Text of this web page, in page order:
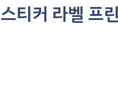
스티커 라벨 프